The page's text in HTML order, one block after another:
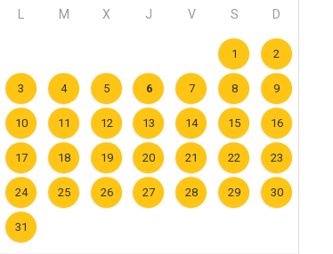
M X J V S D
1 2
3 4 5 6 7 8 9
10 11 12 13 14 15 16
17 18 19 20 21 22 23
24 25 26 27 28 29 30
31